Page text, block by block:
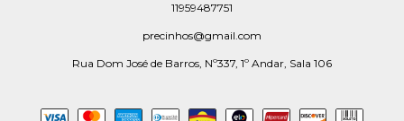
11959487751
precinhos@gmail.com
Rua Dom José de Barros, Nº337, 1º Andar, Sala 106